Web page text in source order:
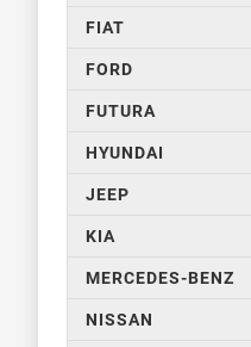
FIAT
FORD
FUTURA
HYUNDAI
JEEP
KIA
MERCEDES-BENZ
NISSAN